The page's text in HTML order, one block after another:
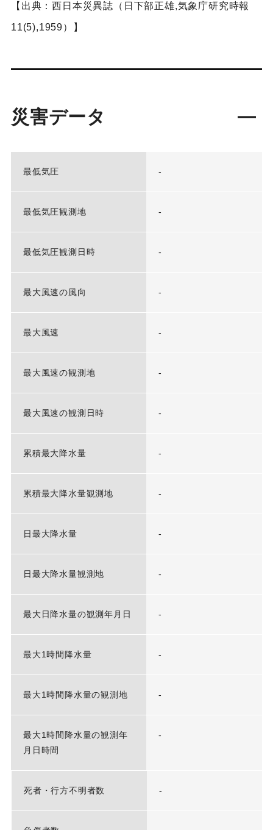
【出典：西日本災異誌（日下部正雄,気象庁研究時報
11(5),1959）】
災害データ
最低気圧 -
最低気圧観測地 -
最低気圧観測日時 -
最大風速の風向 -
最大風速 -
最大風速の観測地 -
最大風速の観測日時 -
累積最大降水量 -
累積最大降水量観測地 -
日最大降水量 -
日最大降水量観測地 -
最大日降水量の観測年月日 -
最大1時間降水量 -
最大1時間降水量の観測地 -
最大1時間降水量の観測年
月日時間
-
死者・行方不明者数 -